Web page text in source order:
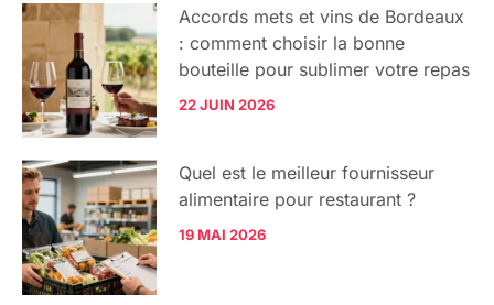
Accords mets et vins de Bordeaux
: comment choisir la bonne
bouteille pour sublimer votre repas
22 JUIN 2026
Quel est le meilleur fournisseur
alimentaire pour restaurant ?
19 MAI 2026